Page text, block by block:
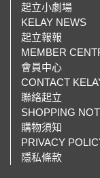
起立小劇場
KELAY NEWS
起立報報
MEMBER
會員中心
CONTACT
聯絡起立
SHOPPING
購物須知
PRIVACY
隱私條款